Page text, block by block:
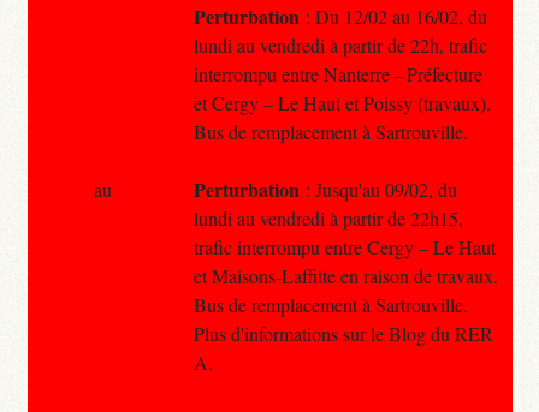
Perturbation : Du 12/02 au 16/02, du
lundi au vendredi à partir de 22h, trafic
interrompu entre Nanterre – Préfecture
et Cergy – Le Haut et Poissy (travaux).
Bus de remplacement à Sartrouville.
Perturbation : Jusqu'au 09/02, du
lundi au vendredi à partir de 22h15,
trafic interrompu entre Cergy – Le Haut
et Maisons-Laffitte en raison de travaux.
Bus de remplacement à Sartrouville.
Plus d'informations sur le Blog du RER
A.
au